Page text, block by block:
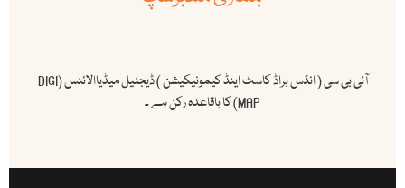
آئی بی سی ( انڈس براڈ کاسٹ اینڈ کیمونیکیشن ) ڈیجٹیل میڈیاالائنس (DIGI
MAP) کا باقاعدہ رکن ہے ۔